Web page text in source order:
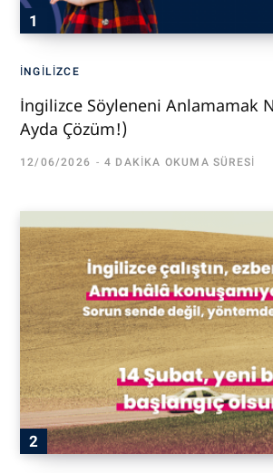
İNGILIZCE
İngilizce Söyleneni Anlamamak
Ayda Çözüm!)
12/06/2026 4 DAKIKA OKUMA SÜRESI